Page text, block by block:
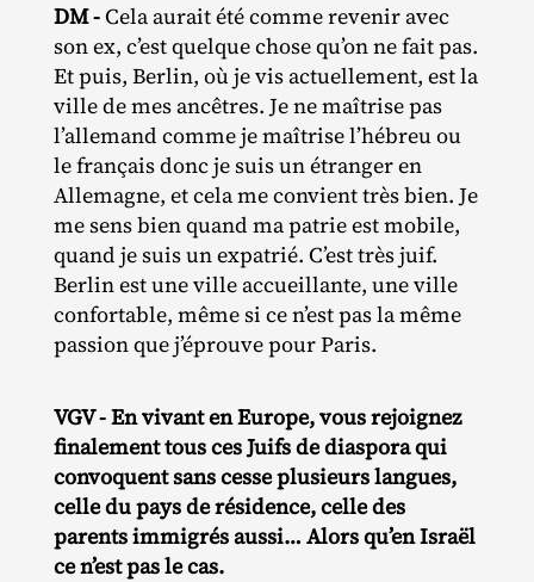
DM -Cela aurait été comme revenir avec
son ex, c’est quelque chose qu’on ne fait pas.
Et puis, Berlin, où je vis actuellement, est la
ville de mes ancêtres. Je ne maîtrise pas
l’allemand comme je maîtrise l’hébreu ou
le français donc je suis un étranger en
Allemagne, et cela me convient très bien. Je
me sens bien quand ma patrie est mobile,
quand je suis un expatrié. C’est très juif.
Berlin est une ville accueillante, une ville
confortable, même si ce n’est pas la même
passion que j’éprouve pour Paris.
VGV - En vivant en Europe, vous rejoignez
finalement tous ces Juifs de diaspora qui
convoquent sans cesse plusieurs langues,
celle du pays de résidence, celle des
parents immigrés aussi… Alors qu’en Israël
ce n’est pas le cas.